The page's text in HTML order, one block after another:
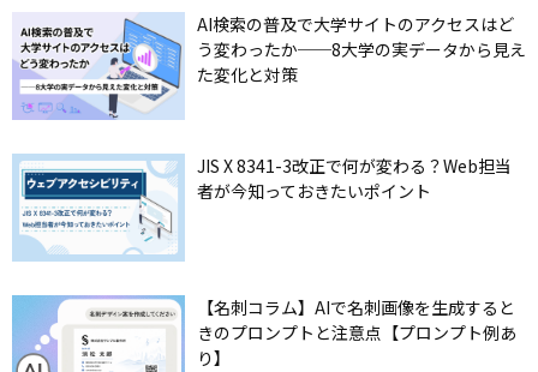
AI検索の普及で大学サイトのアクセスはど
う変わったか──8大学の実データから見え
た変化と対策
JIS X 8341-3改正で何が変わる？Web担当
者が今知っておきたいポイント
【名刺コラム】AIで名刺画像を生成すると
きのプロンプトと注意点【プロンプト例あ
り】